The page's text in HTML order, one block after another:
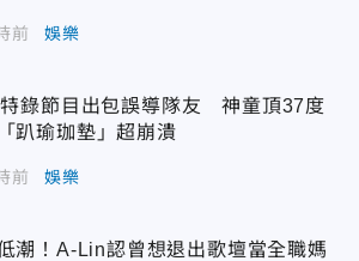
前 娛樂
錄節目出包誤導隊友 神童頂37度
趴瑜珈墊」超崩潰
前 娛樂
潮！A-Lin認曾想退出歌壇當全職媽